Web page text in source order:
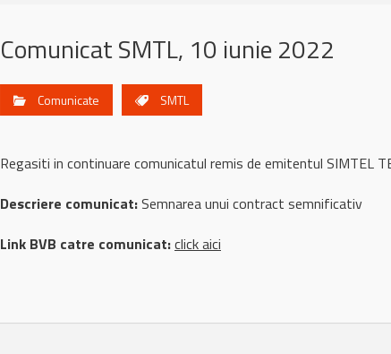
Comunicat SMTL, 10 iunie 2022
Comunicate SMTL
Regasiti in continuare comunicatul remis de emitentul SIMTEL
Descriere comunicat:Semnarea unui contract semnificativ
Link BVB catre comunicat:click aici